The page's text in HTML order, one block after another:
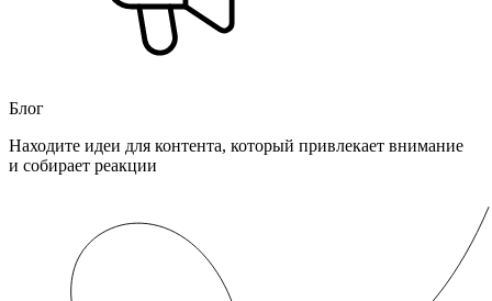
Блог
Находите идеи для контента, который привлекает внимание
и собирает реакции